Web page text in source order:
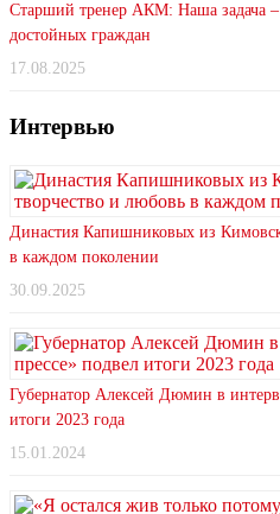
Старший тренер АКМ: Наша задача –
достойных граждан
17.08.2025
Интервью
Династия Капишниковых из
в каждом поколении
30.09.2025
Губернатор Алексей Дюмин в
итоги 2023 года
15.01.2024